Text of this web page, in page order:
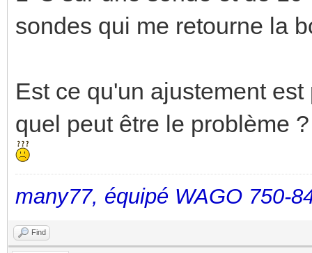
sondes qui me retourne la
Est ce qu'un ajustement
quel peut être le problème ?
many77, équipé WAGO 750-
Find